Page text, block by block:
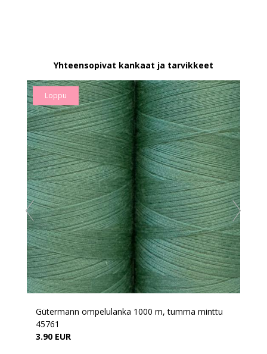
Yhteensopivat kankaat ja tarvikkeet
Loppu
Gütermann ompelulanka 1000 m, tumma minttu
45761
3.90 EUR